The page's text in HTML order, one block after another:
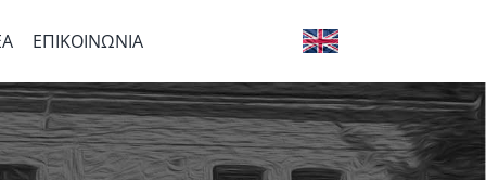
VERSION Εάν αποσυνθέσεις την Ελλάδα, στο
τέλος θα δεις να σου απομένουν μια
ΕΠΙΚΟΙΝΩΝΙΑ